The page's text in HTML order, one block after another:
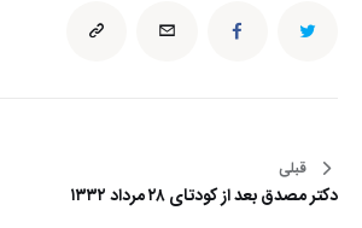
راهبری
نوشته
قبلی
دکتر مصدق بعد از کودتای ۲۸ مرداد ۱۳۳۲